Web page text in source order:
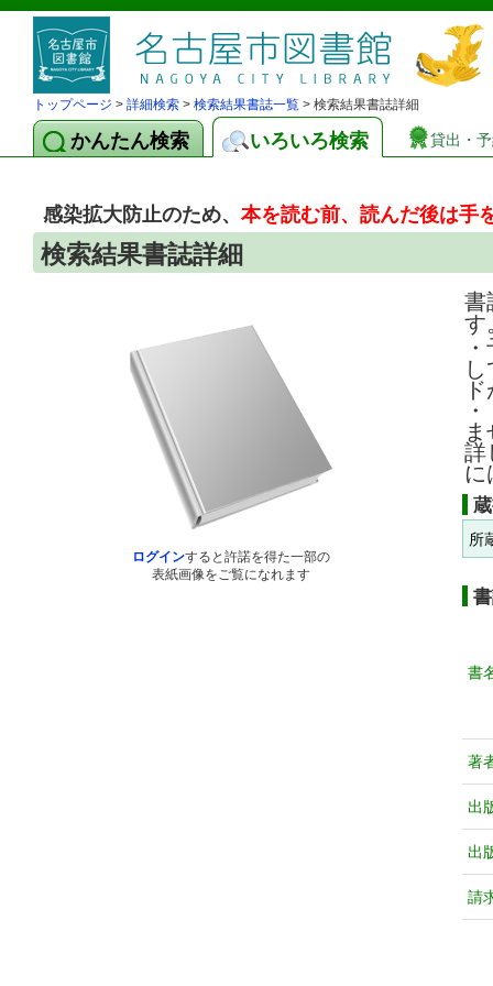
トップページ > 詳細検索 > 検索結果書誌一覧 > 検索結果書誌詳細
かんたん検索 いろいろ検索 貸出・
感染拡大防止のため、本を読む前、読んだ後は手
検索結果書誌詳細
ログインすると許諾を得た一部の
表紙画像をご覧になれます
書
す
詳
に
所
書
著
出
出
請